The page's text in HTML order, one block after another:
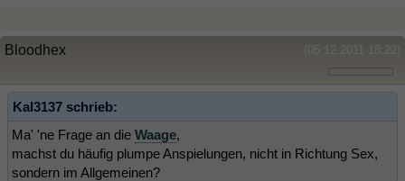
(05.12.2011 18:22)
Bloodhex
Kal3137 schrieb:
Ma' 'ne Frage an die Waage,
machst du häufig plumpe Anspielungen, nicht in Richtung Sex,
sondern im Allgemeinen?